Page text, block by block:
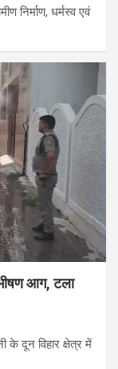
निर्माण, धर्मस्व एवं
भीषण आग, टला
के दून विहार क्षेत्र में